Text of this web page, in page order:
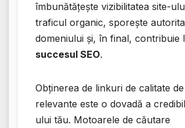
îmbunătățește vizibilitatea site-
traficul organic, sporește
domeniului și, în final, contribuie
succesul SEO.
Obținerea de linkuri de calitate
relevante este o dovadă a
ului tău. Motoarele de căutare